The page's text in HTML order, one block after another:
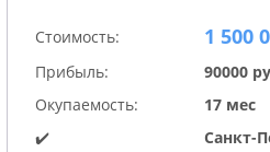
Стоимость: 1 500
Прибыль:
90000
Окупаемость:
17 мес
✔️
Санкт-